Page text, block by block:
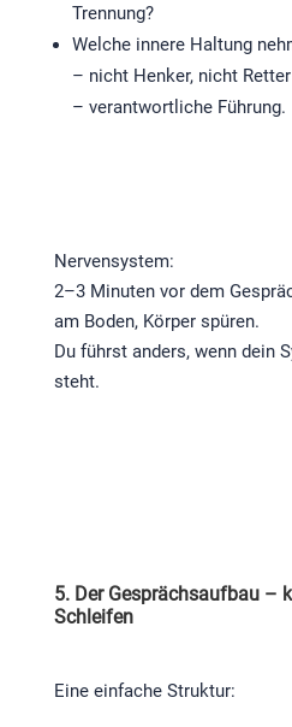
Trennung?
Welche innere Haltung
– nicht Henker, nicht Retter
– verantwortliche Führung.
Nervensystem:
2–3 Minuten vor dem
am Boden, Körper spüren.
Du führst anders, wenn dein
steht.
5. Der Gesprächsaufbau –
Schleifen
Eine einfache Struktur: